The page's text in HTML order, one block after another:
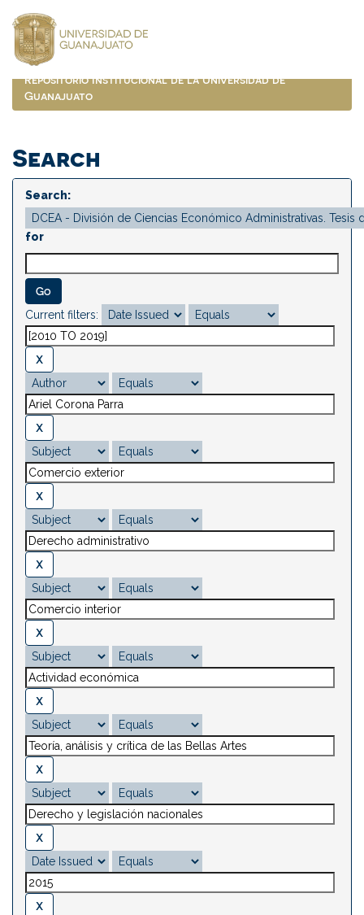
navigation
Repositorio Institucional de la Universidad de
Guanajuato
Search
Search:
for
Current filters: